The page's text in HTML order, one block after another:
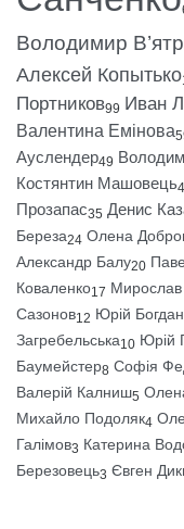
Володимир
Алексей Копытько
Портников99 Иван
Валентина Емінова
Ауслендер49
Костянтин Машовець
Прозапас35 Денис
Береза24 Олена
Александр Балу20
Коваленко17 Мирослав
Сазонов12 Юрій
Загребельська10 Юрій
Баумейстер8 Софія
Валерій Калниш5
Михайло Подоляк4
Галімов3 Катерина
Березовець3 Євген